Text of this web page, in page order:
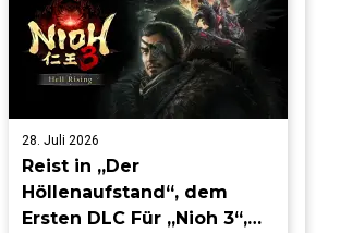
28. Juli 2026
Reist in „Der
Höllenaufstand“, dem
Ersten DLC Für „Nioh 3“,